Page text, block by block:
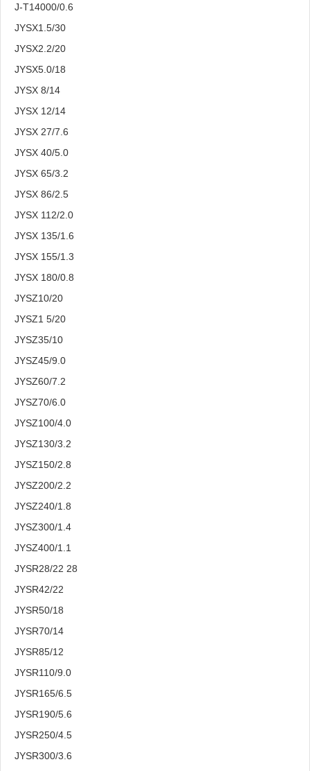
J-T14000/0.6
JYSX1.5/30
JYSX2.2/20
JYSX5.0/18
JYSX 8/14
JYSX 12/14
JYSX 27/7.6
JYSX 40/5.0
JYSX 65/3.2
JYSX 86/2.5
JYSX 112/2.0
JYSX 135/1.6
JYSX 155/1.3
JYSX 180/0.8
JYSZ10/20
JYSZ1 5/20
JYSZ35/10
JYSZ45/9.0
JYSZ60/7.2
JYSZ70/6.0
JYSZ100/4.0
JYSZ130/3.2
JYSZ150/2.8
JYSZ200/2.2
JYSZ240/1.8
JYSZ300/1.4
JYSZ400/1.1
JYSR28/22 28
JYSR42/22
JYSR50/18
JYSR70/14
JYSR85/12
JYSR110/9.0
JYSR165/6.5
JYSR190/5.6
JYSR250/4.5
JYSR300/3.6